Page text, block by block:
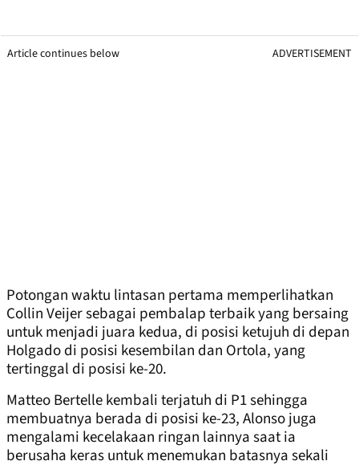
Article continues below ADVERTISEMENT
Potongan waktu lintasan pertama memperlihatkan
Collin Veijer sebagai pembalap terbaik yang bersaing
untuk menjadi juara kedua, di posisi ketujuh di depan
Holgado di posisi kesembilan dan Ortola, yang
tertinggal di posisi ke-20.
Matteo Bertelle kembali terjatuh di P1 sehingga
membuatnya berada di posisi ke-23, Alonso juga
mengalami kecelakaan ringan lainnya saat ia
berusaha keras untuk menemukan batasnya sekali